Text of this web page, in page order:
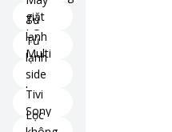
giặt
LG
Tủ
lạnh
Multi
Door
Tủ
lạnh
side
by
side
Tivi
Sony
Lọc